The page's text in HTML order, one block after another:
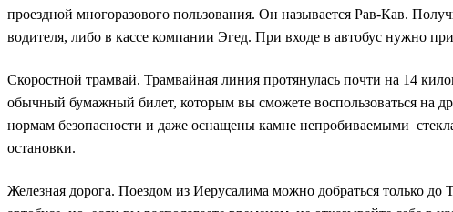
проездной многоразового пользования. Он называется Рав-Кав.
водителя, либо в кассе компании Эгед. При входе в автобус нужно
Скоростной трамвай. Трамвайная линия протянулась почти на 14
обычный бумажный билет, которым вы сможете воспользоваться на
нормам безопасности и даже оснащены камне непробиваемыми
остановки.
Железная дорога. Поездом из Иерусалима можно добраться только